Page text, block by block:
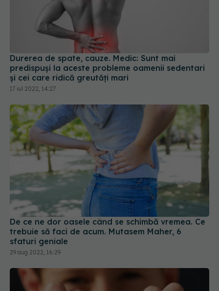
Durerea de spate, cauze. Medic: Sunt mai
predispuşi la aceste probleme oamenii sedentari
şi cei care ridică greutăţi mari
17 iul 2022, 14:27
De ce ne dor oasele când se schimbă vremea. Ce
trebuie să faci de acum. Mutasem Maher, 6
sfaturi geniale
29 aug 2022, 16:29